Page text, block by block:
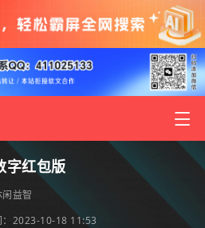
字红包版
闲益智
：2023-10-18 11:53